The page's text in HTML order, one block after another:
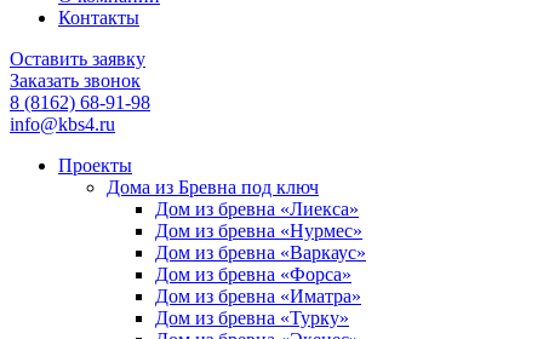
Контакты
Оставить заявку
Заказать звонок
8 (8162) 68-91-98
info@kbs4.ru
Проекты
Дома из Бревна под ключ
Дом из бревна «Лиекса»
Дом из бревна «Нурмес»
Дом из бревна «Варкаус»
Дом из бревна «Форса»
Дом из бревна «Иматра»
Дом из бревна «Турку»